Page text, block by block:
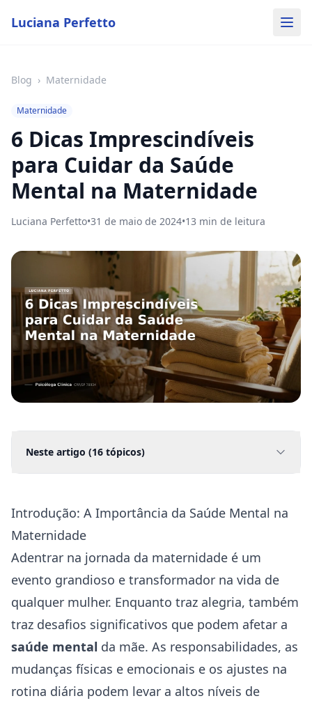
Luciana Perfetto
Blog › Maternidade
Maternidade
6 Dicas Imprescindíveis
para Cuidar da Saúde
Mental na Maternidade
Luciana Perfetto•31 de maio de 2024•13 min de leitura
Neste artigo (16 tópicos)
Introdução: A Importância da Saúde Mental na
Maternidade
Adentrar na jornada da maternidade é um
evento grandioso e transformador na vida de
qualquer mulher. Enquanto traz alegria, também
traz desafios significativos que podem afetar a
saúde mental da mãe. As responsabilidades, as
mudanças físicas e emocionais e os ajustes na
rotina diária podem levar a altos níveis de